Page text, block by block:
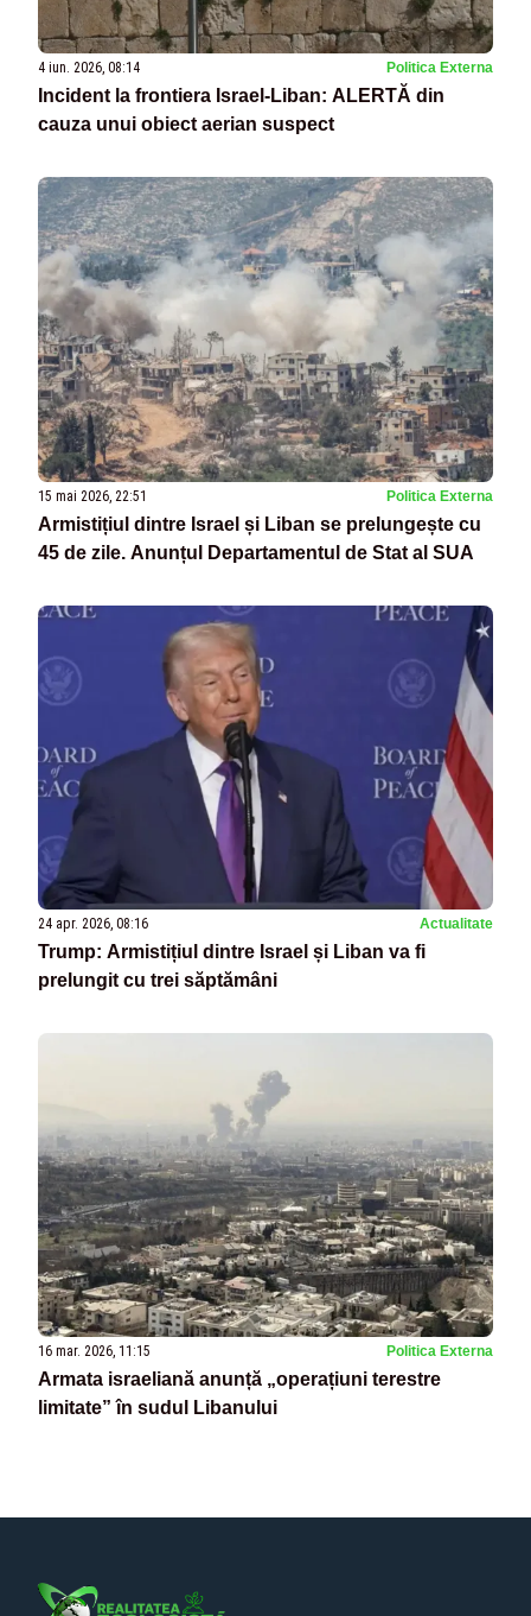
4 iun. 2026, 08:14 Politica Externa
Incident la frontiera Israel-Liban: ALERTĂ din
cauza unui obiect aerian suspect
15 mai 2026, 22:51 Politica Externa
Armistițiul dintre Israel și Liban se prelungește cu
45 de zile. Anunțul Departamentul de Stat al SUA
24 apr. 2026, 08:16 Actualitate
Trump: Armistițiul dintre Israel și Liban va fi
prelungit cu trei săptămâni
16 mar. 2026, 11:15 Politica Externa
Armata israeliană anunță „operațiuni terestre
limitate” în sudul Libanului